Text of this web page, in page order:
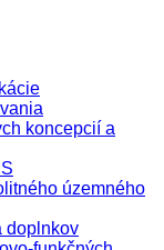
koncepcií a
územného
doplnkov